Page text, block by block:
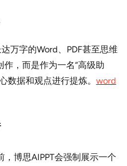
万字的Word、PDF甚至思维
，而是作为一名“高级助
数据和观点进行提炼。 word
博思AIPPT会强制展示一个